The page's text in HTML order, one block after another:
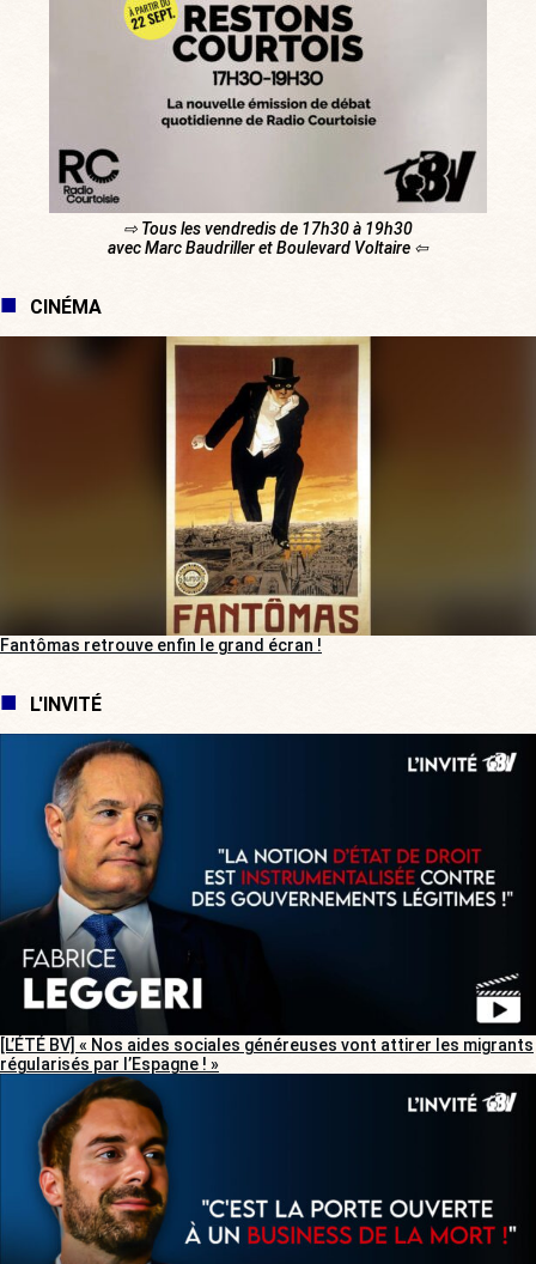
⇨ Tous les vendredis de 17h30 à 19h30
avec Marc Baudriller et Boulevard Voltaire ⇦
CINÉMA
Fantômas retrouve enfin le grand écran !
L'INVITÉ
[L’ÉTÉ BV] « Nos aides sociales généreuses vont attirer les migrants
régularisés par l’Espagne ! »